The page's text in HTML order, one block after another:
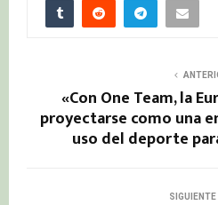
«Con One Team, la
proyectarse como una
uso del deporte
SIGUIENTE